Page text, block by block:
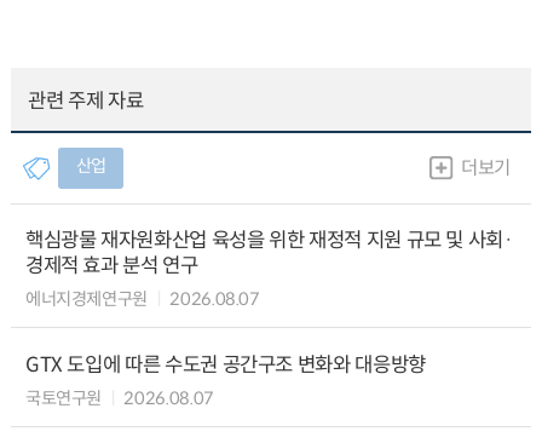
관련 주제 자료
산업 더보기
핵심광물 재자원화산업 육성을 위한 재정적 지원 규모 및 사회·
경제적 효과 분석 연구
에너지경제연구원 2026.08.07
GTX 도입에 따른 수도권 공간구조 변화와 대응방향
국토연구원 2026.08.07